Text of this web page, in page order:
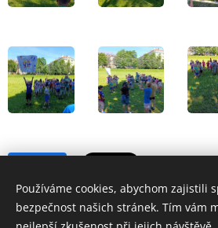
Používáme cookies, abychom zajistili
bezpečnost našich stránek. Tím vám